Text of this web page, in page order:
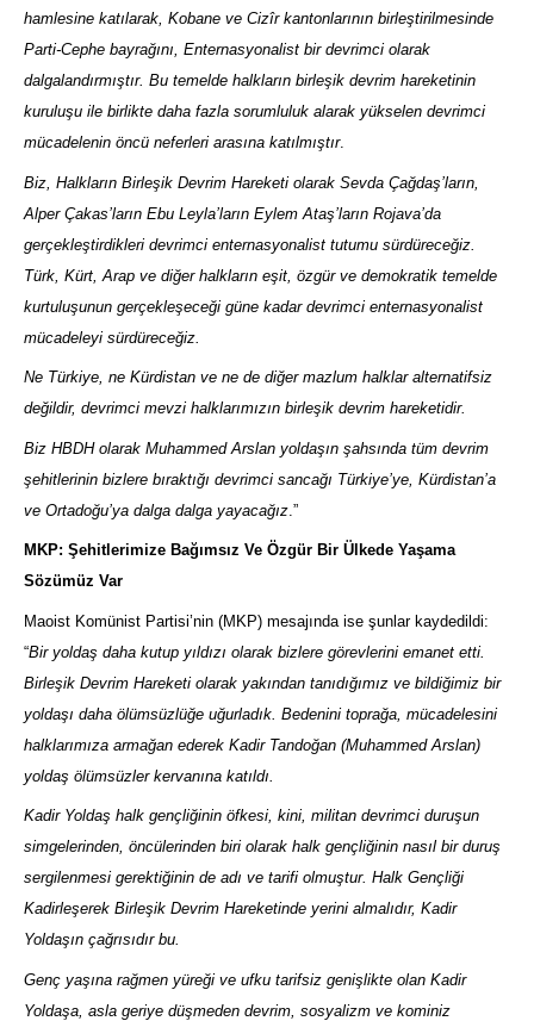
hamlesine katılarak, Kobane ve Cizîr kantonlarının birleştirilmesinde
Parti-Cephe bayrağını, Enternasyonalist bir devrimci olarak
dalgalandırmıştır. Bu temelde halkların birleşik devrim hareketinin
kuruluşu ile birlikte daha fazla sorumluluk alarak yükselen devrimci
mücadelenin öncü neferleri arasına katılmıştır.
Biz, Halkların Birleşik Devrim Hareketi olarak Sevda Çağdaş’ların,
Alper Çakas’ların Ebu Leyla’ların Eylem Ataş’ların Rojava’da
gerçekleştirdikleri devrimci enternasyonalist tutumu sürdüreceğiz.
Türk, Kürt, Arap ve diğer halkların eşit, özgür ve demokratik temelde
kurtuluşunun gerçekleşeceği güne kadar devrimci enternasyonalist
mücadeleyi sürdüreceğiz.
Ne Türkiye, ne Kürdistan ve ne de diğer mazlum halklar alternatifsiz
değildir, devrimci mevzi halklarımızın birleşik devrim hareketidir.
Biz HBDH olarak Muhammed Arslan yoldaşın şahsında tüm devrim
şehitlerinin bizlere bıraktığı devrimci sancağı Türkiye’ye, Kürdistan’a
ve Ortadoğu’ya dalga dalga yayacağız .”
MKP: Şehitlerimize Bağımsız Ve Özgür Bir Ülkede Yaşama
Sözümüz Var
Maoist Komünist Partisi’nin (MKP) mesajında ise şunlar kaydedildi:
“Bir yoldaş daha kutup yıldızı olarak bizlere görevlerini emanet etti.
Birleşik Devrim Hareketi olarak yakından tanıdığımız ve bildiğimiz bir
yoldaşı daha ölümsüzlüğe uğurladık. Bedenini toprağa, mücadelesini
halklarımıza armağan ederek Kadir Tandoğan (Muhammed Arslan)
yoldaş ölümsüzler kervanına katıldı.
Kadir Yoldaş halk gençliğinin öfkesi, kini, militan devrimci duruşun
simgelerinden, öncülerinden biri olarak halk gençliğinin nasıl bir duruş
sergilenmesi gerektiğinin de adı ve tarifi olmuştur. Halk Gençliği
Kadirleşerek Birleşik Devrim Hareketinde yerini almalıdır, Kadir
Yoldaşın çağrısıdır bu.
Genç yaşına rağmen yüreği ve ufku tarifsiz genişlikte olan Kadir
Yoldaşa, asla geriye düşmeden devrim, sosyalizm ve kominiz